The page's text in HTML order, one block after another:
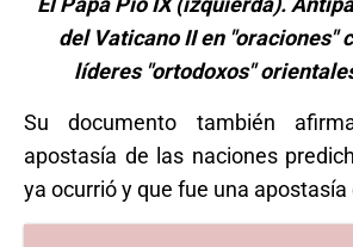
del Vaticano II en "oraciones"
líderes "ortodoxos"
Su documento también
apostasía de las naciones
ya ocurrió y que fue una apostasía